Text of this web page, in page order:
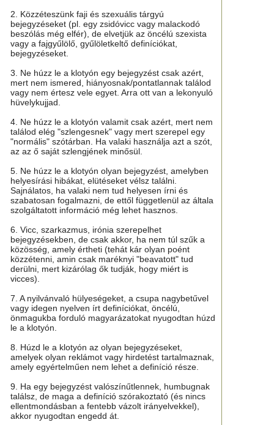
2. Közzéteszünk faji és szexuális tárgyú
bejegyzéseket (pl. egy zsidóvicc vagy malackodó
beszólás még elfér), de elvetjük az öncélú szexista
vagy a fajgyűlölő, gyűlöletkeltő definíciókat,
bejegyzéseket.
3. Ne húzz le a klotyón egy bejegyzést csak azért,
mert nem ismered, hiányosnak/pontatlannak találod
vagy nem értesz vele egyet. Arra ott van a lekonyuló
hüvelykujjad.
4. Ne húzz le a klotyón valamit csak azért, mert nem
találod elég "szlengesnek" vagy mert szerepel egy
"normális" szótárban. Ha valaki használja azt a szót,
az az ő saját szlengjének minősül.
5. Ne húzz le a klotyón olyan bejegyzést, amelyben
helyesírási hibákat, elütéseket vélsz találni.
Sajnálatos, ha valaki nem tud helyesen írni és
szabatosan fogalmazni, de ettől függetlenül az általa
szolgáltatott információ még lehet hasznos.
6. Vicc, szarkazmus, irónia szerepelhet
bejegyzésekben, de csak akkor, ha nem túl szűk a
közösség, amely értheti (tehát kár olyan poént
közzétenni, amin csak maréknyi "beavatott" tud
derülni, mert kizárólag ők tudják, hogy miért is
vicces).
7. A nyilvánvaló hülyeségeket, a csupa nagybetűvel
vagy idegen nyelven írt definíciókat, öncélú,
önmagukba forduló magyarázatokat nyugodtan húzd
le a klotyón.
8. Húzd le a klotyón az olyan bejegyzéseket,
amelyek olyan reklámot vagy hirdetést tartalmaznak,
amely egyértelműen nem lehet a definíció része.
9. Ha egy bejegyzést valószínűtlennek, humbugnak
találsz, de maga a definíció szórakoztató (és nincs
ellentmondásban a fentebb vázolt irányelvekkel),
akkor nyugodtan engedd át.